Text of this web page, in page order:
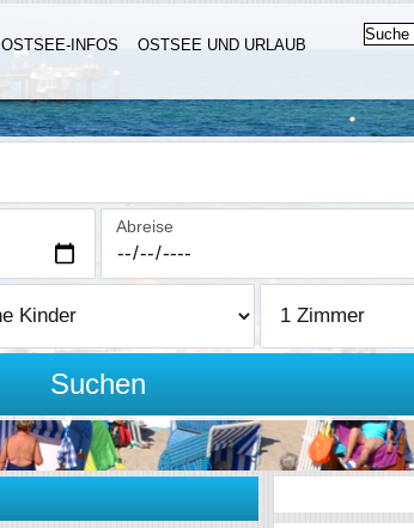
OSTSEE-INFOS
OSTSEE UND URLAUB
Abreise
Suchen